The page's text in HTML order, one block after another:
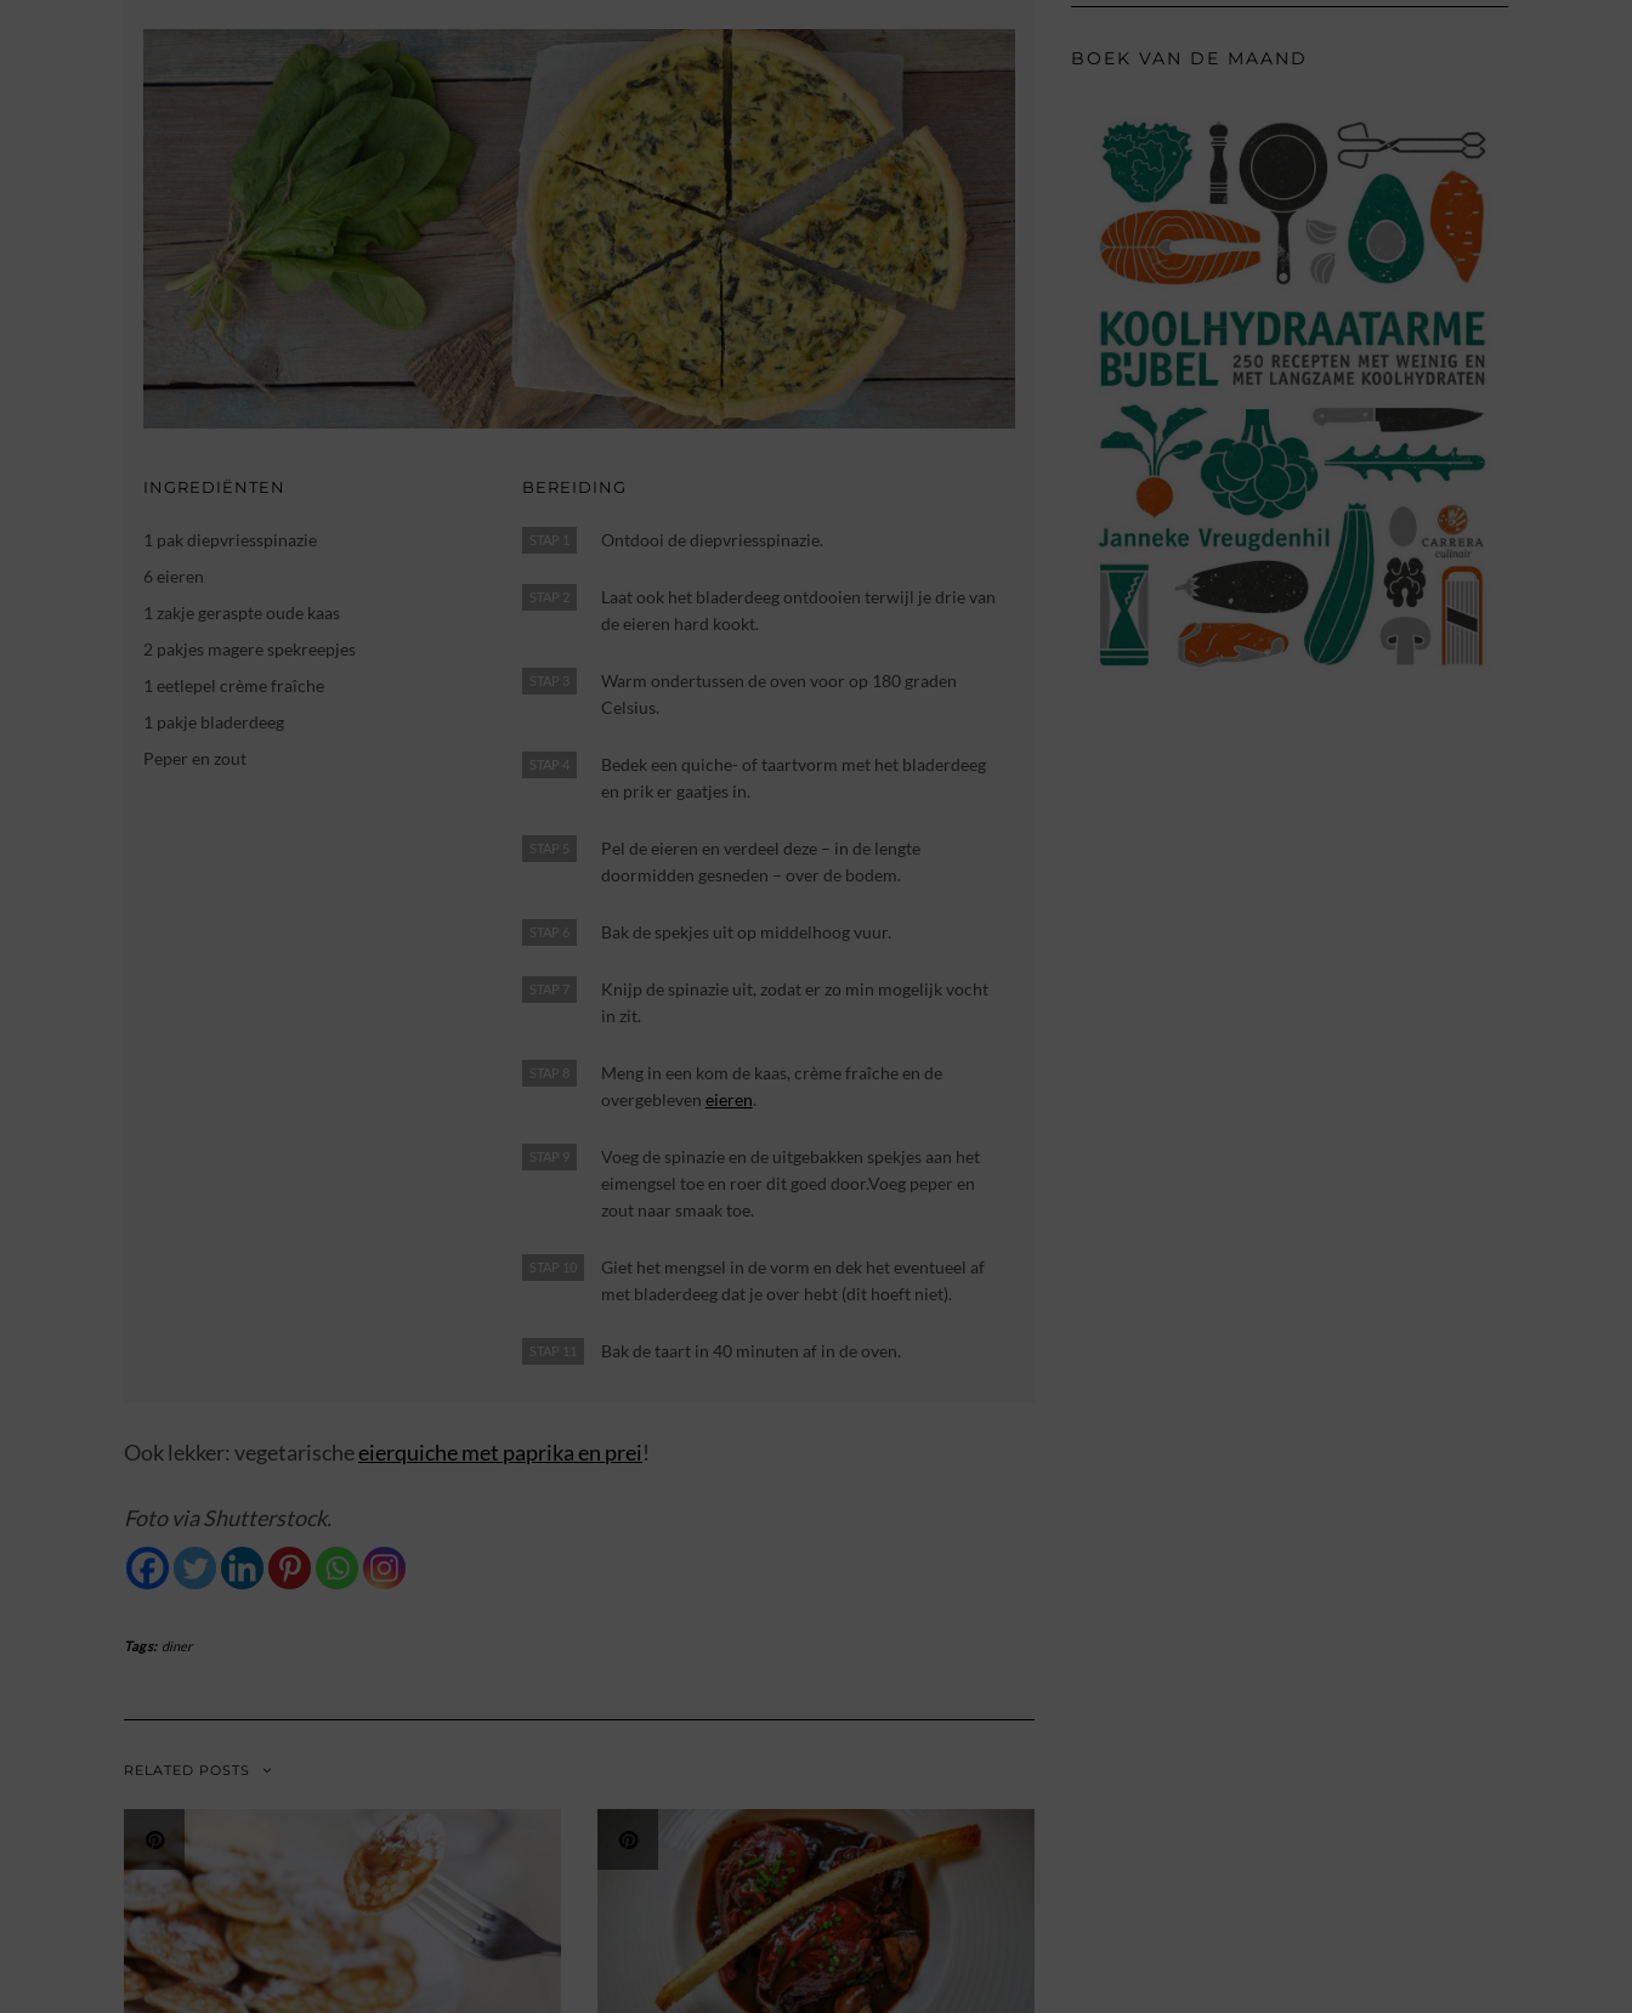
INGREDIËNTEN
1 pak diepvriesspinazie
6 eieren
1 zakje geraspte oude kaas
2 pakjes magere spekreepjes
1 eetlepel crème fraîche
1 pakje bladerdeeg
Peper en zout
BEREIDING
STAP 1 Ontdooi de diepvriesspinazie.
STAP 2
Laat ook het bladerdeeg ontdooien terwijl je drie van
de eieren hard kookt.
STAP 3
Warm ondertussen de oven voor op 180 graden
Celsius.
STAP 4
Bedek een quiche- of taartvorm met het bladerdeeg
en prik er gaatjes in.
STAP 5
Pel de eieren en verdeel deze – in de lengte
doormidden gesneden – over de bodem.
STAP 6 Bak de spekjes uit op middelhoog vuur.
STAP 7
Knijp de spinazie uit, zodat er zo min mogelijk vocht
in zit.
STAP 8
Meng in een kom de kaas, crème fraîche en de
overgebleven eieren.
STAP 9
Voeg de spinazie en de uitgebakken spekjes aan het
eimengsel toe en roer dit goed door.Voeg peper en
zout naar smaak toe.
STAP 10
Giet het mengsel in de vorm en dek het eventueel af
met bladerdeeg dat je over hebt (dit hoeft niet).
STAP 11 Bak de taart in 40 minuten af in de oven.
Ook lekker: vegetarischeeierquiche met paprika en prei!
Foto via Shutterstock.
Tags: diner
RELATED POSTS
BOEK VAN DE MAAND